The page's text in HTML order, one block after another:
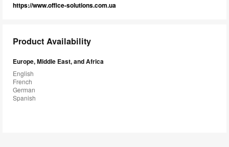
https://www.office-solutions.com.ua
Product Availability
Europe, Middle East, and Africa
English
French
German
Spanish